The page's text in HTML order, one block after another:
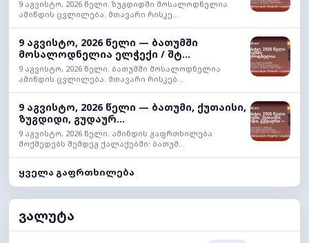
9 აგვისტო, 2026 წელი. ზუგდიდში მოსალოდნელია
ამინდის ცვლილება. მთავარი რისკე...
9 აგვისტო, 2026 წელი — ბათუმში
მოსალოდნელია ელჭექი / შტ...
9 აგვისტო, 2026 წელი. ბათუმში მოსალოდნელია
ამინდის ცვლილება. მთავარი რისკებ...
9 აგვისტო, 2026 წელი — ბათუმი, ქუთაისი,
ზუგდიდი, გუდაურ...
9 აგვისტო, 2026 წელი. ამინდის გაფრთხილება
მოქმედებს შემდეგ ქალაქებში: ბათუმ...
ყველა გაფრთხილება
ვალუტა